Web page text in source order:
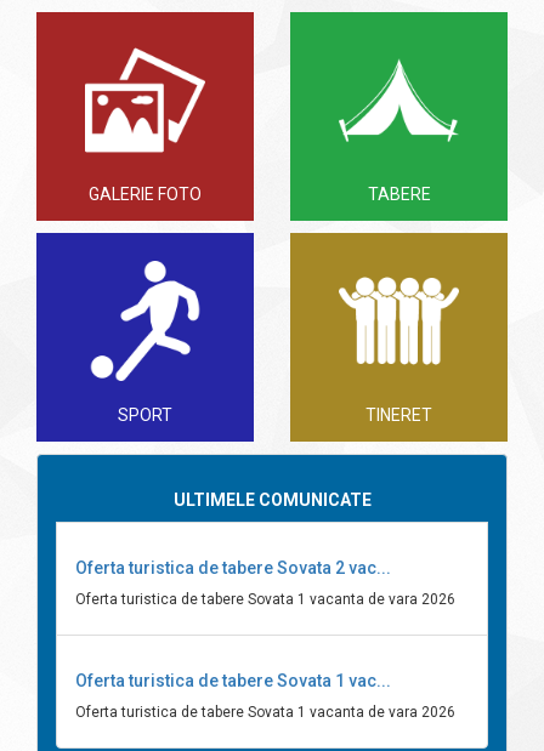
GALERIE FOTO TABERE
SPORT TINERET
ULTIMELE COMUNICATE
Oferta turistica de tabere Sovata 2 vac...
Oferta turistica de tabere Sovata 1 vacanta de vara 2026
Oferta turistica de tabere Sovata 1 vac...
Oferta turistica de tabere Sovata 1 vacanta de vara 2026